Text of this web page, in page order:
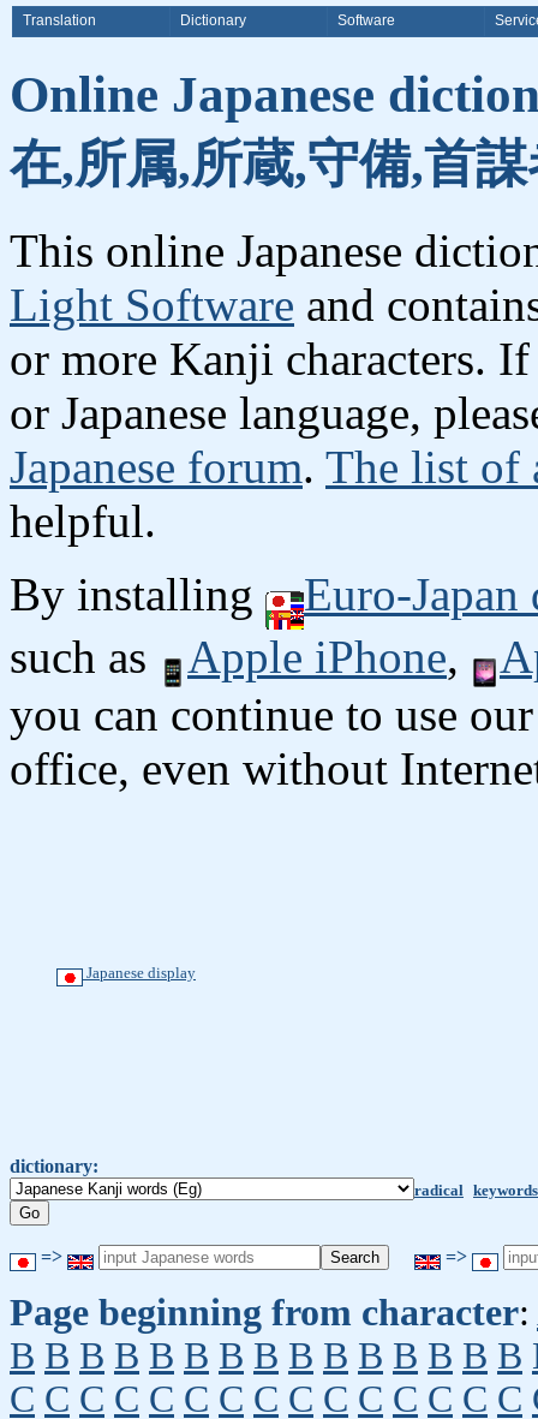
Translation Dictionary Software
Online Japanese
在,所属,所蔵,守備,首
This online Japanese
Light Software and
or more Kanji characters.
or Japanese language,
Japanese forum. The list of
helpful.
By installing
Euro-
such as
Apple iPhone,
you can continue to use
office, even without
Japanese display
dictionary:
radical keywords
=> =>
Page beginning from character:
B B B B B B B B B B B B B B B
C C C C C C C C C C C C C C C